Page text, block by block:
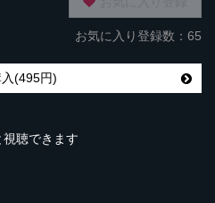
お気に入り登録数：65
(495円)
聴できます